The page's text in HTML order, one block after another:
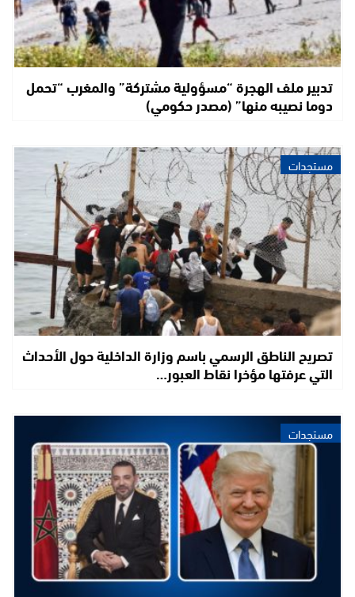
تدبير ملف الهجرة “مسؤولية مشتركة” والمغرب “تحمل
دوما نصيبه منها” (مصدر حكومي)
مستجدات
تصريح الناطق الرسمي باسم وزارة الداخلية حول الأحداث
التي عرفتها مؤخرا نقاط العبور…
مستجدات